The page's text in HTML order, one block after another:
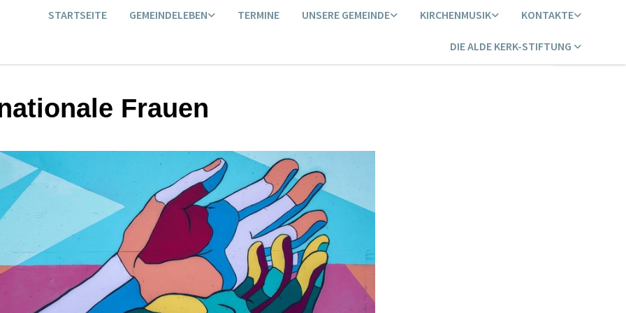
STARTSEITE GEMEINDELEBEN TERMINE UNSERE GEMEINDE KIRCHENMUSIK KONTAKTE
DIE ALDE KERK-STIFTUNG
Frauen